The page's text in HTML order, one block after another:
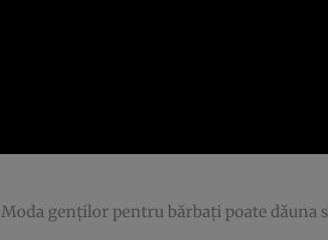
Moda genţilor pentru bărbaţi poate dăuna